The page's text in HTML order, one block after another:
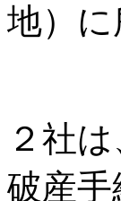
地）
２社
破産